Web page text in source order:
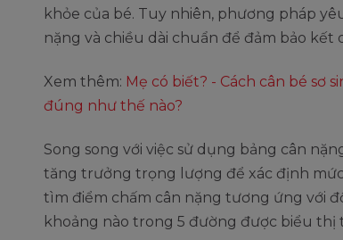
khỏe của bé. Tuy nhiên, phương pháp
nặng và chiều dài chuẩn để đảm bảo kết
Xem thêm: Mẹ có biết? - Cách cân bé sơ
đúng như thế nào?
Song song với việc sử dụng bảng cân
tăng trưởng trọng lượng để xác định
tìm điểm chấm cân nặng tương ứng với
khoảng nào trong 5 đường được biểu